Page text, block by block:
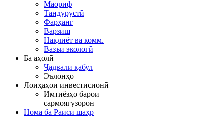
Маориф
Тандурустӣ
Фарҳанг
Варзиш
Нақлиёт ва комм.
Вазъи экологӣ
Ба аҳолӣ
Ҷадвали қабул
Эълонҳо
Лоиҳаҳои инвестисионӣ
Имтиёзҳо барои
сармоягузорон
Нома ба Раиси шаҳр